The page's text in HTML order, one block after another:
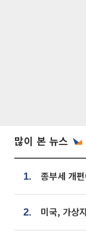
많이 본 뉴스
1.
2.